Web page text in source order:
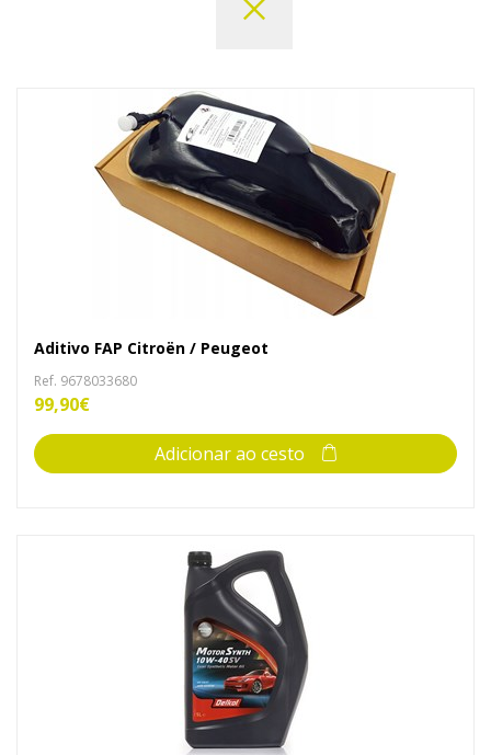
Aditivo FAP Citroën / Peugeot
Ref. 9678033680
99,90€
Adicionar ao cesto